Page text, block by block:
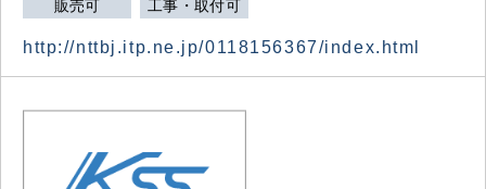
販売可 工事・取付可
http://nttbj.itp.ne.jp/0118156367/index.html